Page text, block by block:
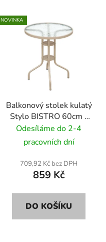
NOVINKA
Balkonový stolek kulatý
Stylo BISTRO 60cm -
béžová
Odesíláme do 2-4
pracovních dní
709,92 Kč bez DPH
859 Kč
DO KOŠÍKU